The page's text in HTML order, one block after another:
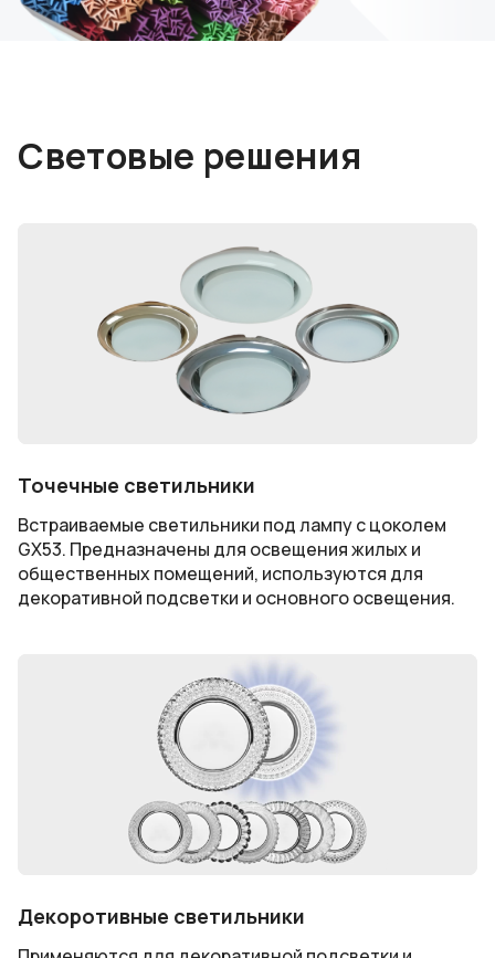
Световые решения
Точечные светильники
Встраиваемые светильники под лампу с цоколем
GX53. Предназначены для освещения жилых и
общественных помещений, используются для
декоративной подсветки и основного освещения.
Декоротивные светильники